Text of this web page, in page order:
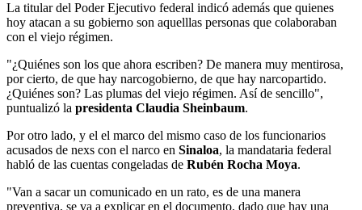
La titular del Poder Ejecutivo federal indicó además que quienes
hoy atacan a su gobierno son aquelllas personas que colaboraban
con el viejo régimen.
"¿Quiénes son los que ahora escriben? De manera muy mentirosa,
por cierto, de que hay narcogobierno, de que hay narcopartido.
¿Quiénes son? Las plumas del viejo régimen. Así de sencillo",
puntualizó la presidenta Claudia Sheinbaum.
Por otro lado, y el el marco del mismo caso de los funcionarios
acusados de nexs con el narco en Sinaloa, la mandataria federal
habló de las cuentas congeladas de Rubén Rocha Moya.
"Van a sacar un comunicado en un rato, es de una manera
preventiva, se va a explicar en el documento, dado que hay una